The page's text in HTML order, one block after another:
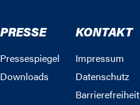
PRESSE
Pressespiegel
Downloads
KONTAKT
Impressum
Datenschutz
Barrierefreiheit